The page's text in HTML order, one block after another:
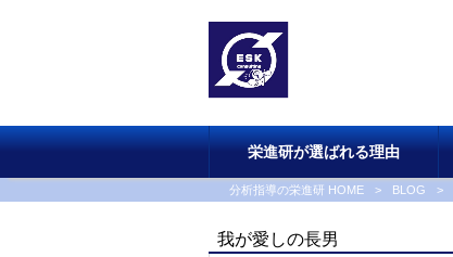
栄進研が選ばれる理由
分析指導の栄進研 HOME > BLOG >
我が愛しの長男